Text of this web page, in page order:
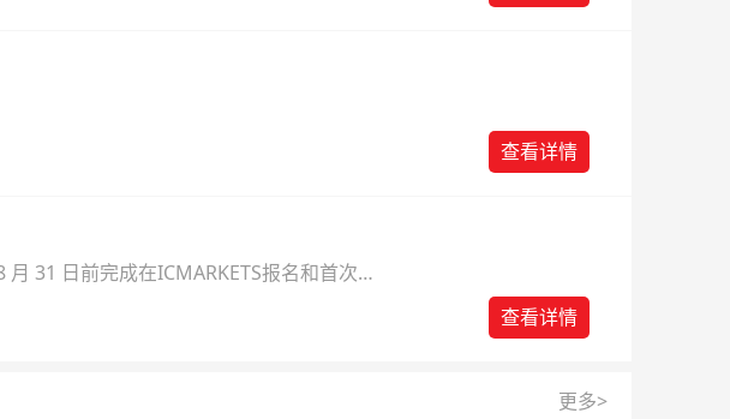
查看详情
31 日前完成在ICMARKETS报名和首次入
查看详情
更多>